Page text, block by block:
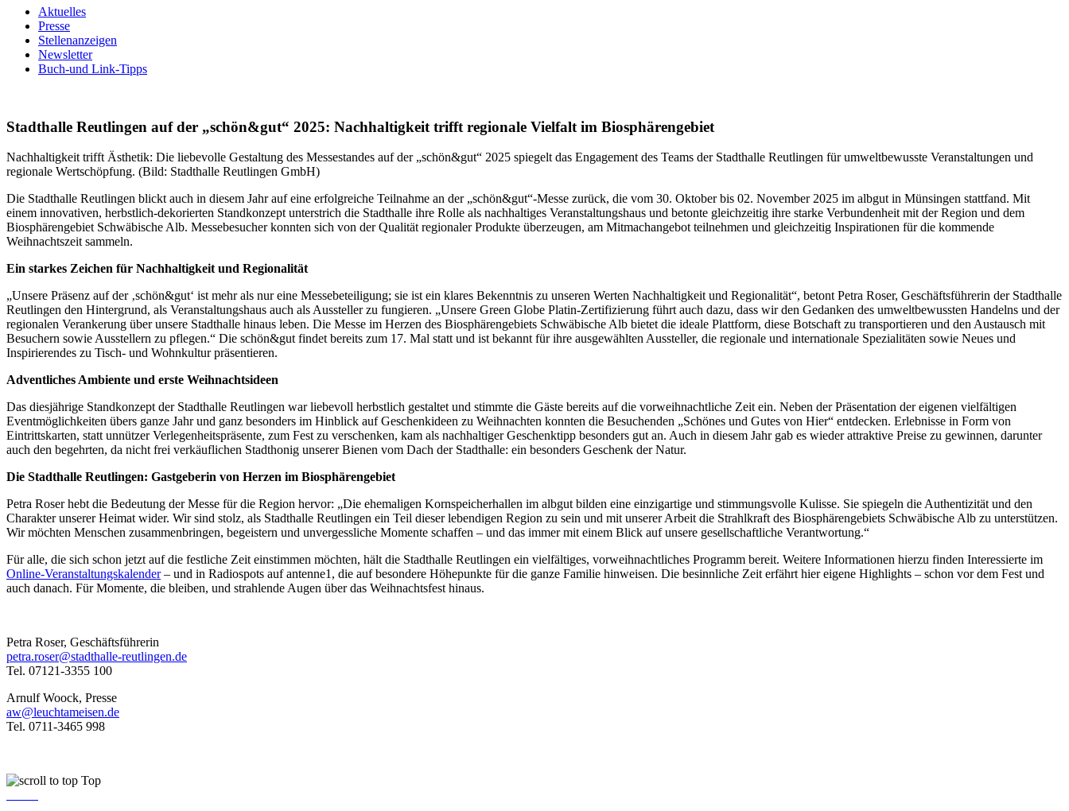
Aktuelles
Presse
Stellenanzeigen
Newsletter
Buch-und Link-Tipps
Stadthalle Reutlingen auf der „schön&gut“ 2025: Nachhaltigkeit trifft regionale Vielfalt im Biosphärengebiet
Nachhaltigkeit trifft Ästhetik: Die liebevolle Gestaltung des Messestandes auf der „schön&gut“ 2025 spiegelt das Engagement des Teams der Stadthalle Reutlingen für umweltbewusste Veranstaltungen und
regionale Wertschöpfung. (Bild: Stadthalle Reutlingen GmbH)
Die Stadthalle Reutlingen blickt auch in diesem Jahr auf eine erfolgreiche Teilnahme an der „schön&gut“-Messe zurück, die vom 30. Oktober bis 02. November 2025 im albgut in Münsingen stattfand. Mit
einem innovativen, herbstlich-dekorierten Standkonzept unterstrich die Stadthalle ihre Rolle als nachhaltiges Veranstaltungshaus und betonte gleichzeitig ihre starke Verbundenheit mit der Region und dem
Biosphärengebiet Schwäbische Alb. Messebesucher konnten sich von der Qualität regionaler Produkte überzeugen, am Mitmachangebot teilnehmen und gleichzeitig Inspirationen für die kommende
Weihnachtszeit sammeln.
Ein starkes Zeichen für Nachhaltigkeit und Regionalität
„Unsere Präsenz auf der ‚schön&gut‘ ist mehr als nur eine Messebeteiligung; sie ist ein klares Bekenntnis zu unseren Werten Nachhaltigkeit und Regionalität“, betont Petra Roser, Geschäftsführerin der Stadthalle
Reutlingen den Hintergrund, als Veranstaltungshaus auch als Aussteller zu fungieren. „Unsere Green Globe Platin-Zertifizierung führt auch dazu, dass wir den Gedanken des umweltbewussten Handelns und der
regionalen Verankerung über unsere Stadthalle hinaus leben. Die Messe im Herzen des Biosphärengebiets Schwäbische Alb bietet die ideale Plattform, diese Botschaft zu transportieren und den Austausch mit
Besuchern sowie Ausstellern zu pflegen.“ Die schön&gut findet bereits zum 17. Mal statt und ist bekannt für ihre ausgewählten Aussteller, die regionale und internationale Spezialitäten sowie Neues und
Inspirierendes zu Tisch- und Wohnkultur präsentieren.
Adventliches Ambiente und erste Weihnachtsideen
Das diesjährige Standkonzept der Stadthalle Reutlingen war liebevoll herbstlich gestaltet und stimmte die Gäste bereits auf die vorweihnachtliche Zeit ein. Neben der Präsentation der eigenen vielfältigen
Eventmöglichkeiten übers ganze Jahr und ganz besonders im Hinblick auf Geschenkideen zu Weihnachten konnten die Besuchenden „Schönes und Gutes von Hier“ entdecken. Erlebnisse in Form von
Eintrittskarten, statt unnützer Verlegenheitspräsente, zum Fest zu verschenken, kam als nachhaltiger Geschenktipp besonders gut an. Auch in diesem Jahr gab es wieder attraktive Preise zu gewinnen, darunter
auch den begehrten, da nicht frei verkäuflichen Stadthonig unserer Bienen vom Dach der Stadthalle: ein besonders Geschenk der Natur.
Die Stadthalle Reutlingen: Gastgeberin von Herzen im Biosphärengebiet
Petra Roser hebt die Bedeutung der Messe für die Region hervor: „Die ehemaligen Kornspeicherhallen im albgut bilden eine einzigartige und stimmungsvolle Kulisse. Sie spiegeln die Authentizität und den
Charakter unserer Heimat wider. Wir sind stolz, als Stadthalle Reutlingen ein Teil dieser lebendigen Region zu sein und mit unserer Arbeit die Strahlkraft des Biosphärengebiets Schwäbische Alb zu unterstützen.
Wir möchten Menschen zusammenbringen, begeistern und unvergessliche Momente schaffen – und das immer mit einem Blick auf unsere gesellschaftliche Verantwortung.“
Für alle, die sich schon jetzt auf die festliche Zeit einstimmen möchten, hält die Stadthalle Reutlingen ein vielfältiges, vorweihnachtliches Programm bereit. Weitere Informationen hierzu finden Interessierte im
Online-Veranstaltungskalender– und in Radiospots auf antenne1, die auf besondere Höhepunkte für die ganze Familie hinweisen. Die besinnliche Zeit erfährt hier eigene Highlights – schon vor dem Fest und
auch danach. Für Momente, die bleiben, und strahlende Augen über das Weihnachtsfest hinaus.
Petra Roser, Geschäftsführerin
petra.roser@stadthalle-reutlingen.de
Tel. 07121-3355 100
Arnulf Woock, Presse
aw@leuchtameisen.de
Tel. 0711-3465 998
Top